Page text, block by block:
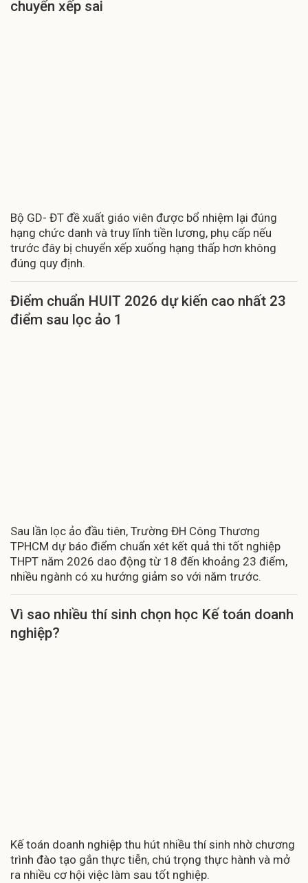
chuyển xếp sai
Bộ GD- ĐT đề xuất giáo viên được bổ nhiệm lại đúng
hạng chức danh và truy lĩnh tiền lương, phụ cấp nếu
trước đây bị chuyển xếp xuống hạng thấp hơn không
đúng quy định.
Điểm chuẩn HUIT 2026 dự kiến cao nhất 23
điểm sau lọc ảo 1
Sau lần lọc ảo đầu tiên, Trường ĐH Công Thương
TPHCM dự báo điểm chuẩn xét kết quả thi tốt nghiệp
THPT năm 2026 dao động từ 18 đến khoảng 23 điểm,
nhiều ngành có xu hướng giảm so với năm trước.
Vì sao nhiều thí sinh chọn học Kế toán doanh
nghiệp?
Kế toán doanh nghiệp thu hút nhiều thí sinh nhờ chương
trình đào tạo gắn thực tiễn, chú trọng thực hành và mở
ra nhiều cơ hội việc làm sau tốt nghiệp.